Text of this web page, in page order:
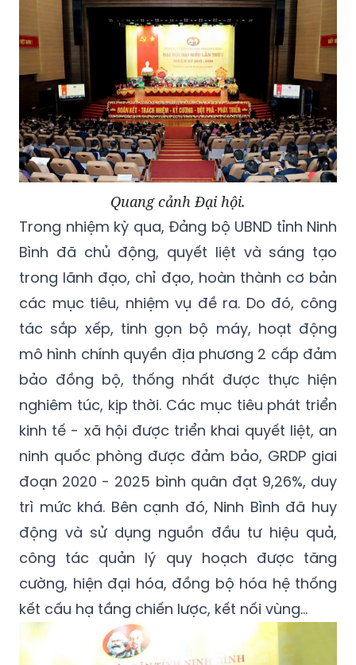
Quang cảnh Đại hội.
Trong nhiệm kỳ qua, Đảng bộ UBND tỉnh Ninh
Bình đã chủ động, quyết liệt và sáng tạo
trong lãnh đạo, chỉ đạo, hoàn thành cơ bản
các mục tiêu, nhiệm vụ đề ra. Do đó, công
tác sắp xếp, tinh gọn bộ máy, hoạt động
mô hình chính quyền địa phương 2 cấp đảm
bảo đồng bộ, thống nhất được thực hiện
nghiêm túc, kịp thời. Các mục tiêu phát triển
kinh tế - xã hội được triển khai quyết liệt, an
ninh quốc phòng được đảm bảo, GRDP giai
đoạn 2020 - 2025 bình quân đạt 9,26%, duy
trì mức khá. Bên cạnh đó, Ninh Bình đã huy
động và sử dụng nguồn đầu tư hiệu quả,
công tác quản lý quy hoạch được tăng
cường, hiện đại hóa, đồng bộ hóa hệ thống
kết cấu hạ tầng chiến lược, kết nối vùng…